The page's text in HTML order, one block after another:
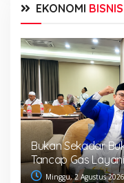
EKONOMI BISNIS
Bukan Sekadar
Tancap Gas
Minggu, 2 Agustus 2026